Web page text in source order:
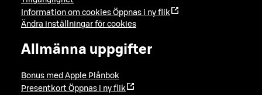
Information om cookies Öppnas i ny flik
Ändra inställningar för cookies
Allmänna uppgifter
Bonus med Apple Plånbok
Presentkort Öppnas i ny flik